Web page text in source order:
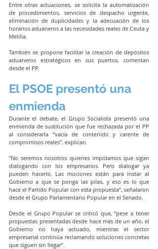
Entre otras actuaciones, se solicita la automatización
de procedimientos, servicios de despacho urgente,
eliminación de duplicidades y la adecuación de los
horarios aduaneros a las necesidades reales de Ceuta y
Melilla.
También se propone facilitar la creación de depósitos
aduaneros estratégicos en sus puertos, comentan
desde el PP.
El PSOE presentó una
enmienda
Durante el debate, el Grupo Socialista presentó una
enmienda de sustitución que fue rechazada por el PP
al considerarla “vacía de contenido y carente de
compromisos reales”, explican.
“No seremos nosotros quienes impidamos que sigan
dialogando con los empresarios. Pero dialogar ya
pueden hacerlo. Las mociones están para instar al
Gobierno a que se ponga las pilas, y eso es lo que
hace el Partido Popular con esta propuesta”, señalaron
desde el Grupo Parlamentario Popular en el Senado.
Desde el Grupo Popular se criticó que, “pese a tener
propuestas presentadas desde hace más de un año, el
Gobierno no haya actuado, mientras el sector
empresarial continúa reclamando soluciones concretas
que siguen sin llegar”.